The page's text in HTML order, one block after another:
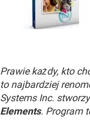
Prawie każdy, kto
to najbardziej
Systems Inc.
Elements. Program